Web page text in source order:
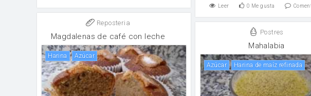
Leer 0 Me gusta
Reposteria
Magdalenas de café con leche
harina Azúcar
Postres
Mahalabia
Azúcar Harina de maíz refinada